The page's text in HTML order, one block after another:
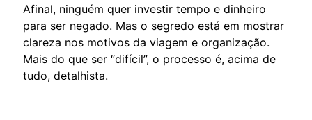
Afinal, ninguém quer investir tempo e dinheiro
para ser negado. Mas o segredo está em mostrar
clareza nos motivos da viagem e organização.
Mais do que ser “difícil”, o processo é, acima de
tudo, detalhista.